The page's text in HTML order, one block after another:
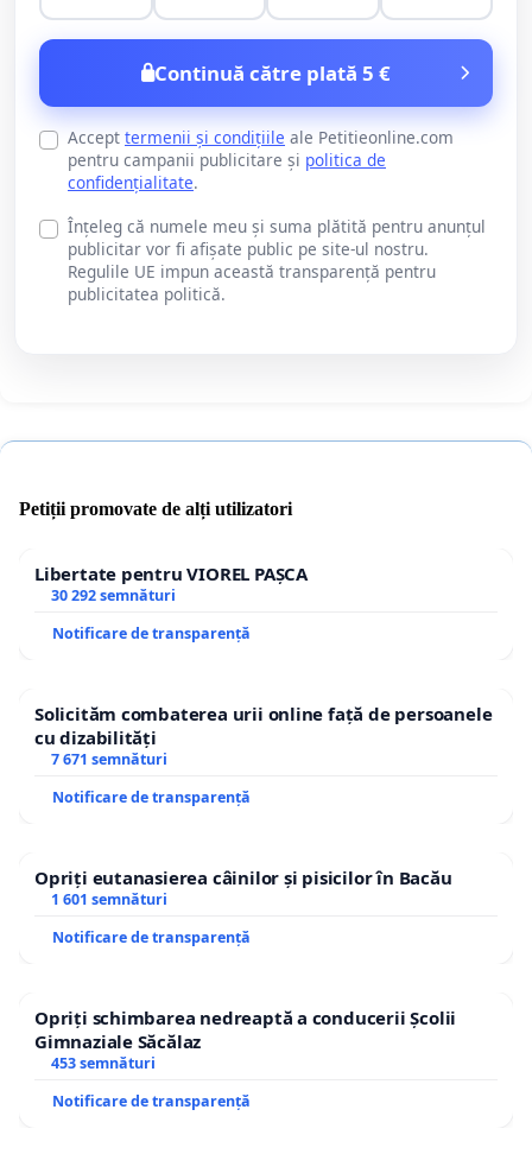
Continuă către plată 5 €
Accept termenii și condițiile ale Petitieonline.com
pentru campanii publicitare și politica de
confidențialitate.
Înțeleg că numele meu și suma plătită pentru anunțul
publicitar vor fi afișate public pe site-ul nostru.
Regulile UE impun această transparență pentru
publicitatea politică.
Petiții promovate de alți utilizatori
Libertate pentru VIOREL PAȘCA
30 292 semnături
Notificare de transparență
Solicităm combaterea urii online față de persoanele
cu dizabilități
7 671 semnături
Notificare de transparență
Opriți eutanasierea câinilor și pisicilor în Bacău
1 601 semnături
Notificare de transparență
Opriți schimbarea nedreaptă a conducerii Școlii
Gimnaziale Săcălaz
453 semnături
Notificare de transparență